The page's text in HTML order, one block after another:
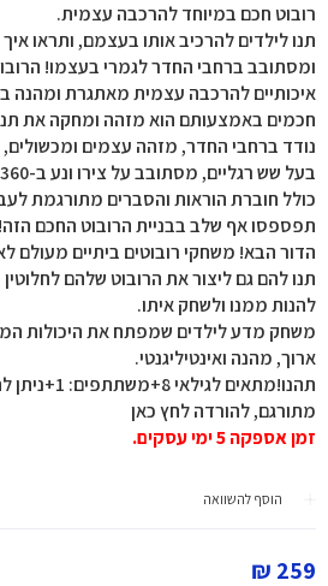
רובוט חכם במיוחד להרכבה עצמית.
תנו לילדים להרכיב אותו בעצמם, ותראו
ומסתובב ברחבי החדר לגמרי בעצמו!
איכותיים להרכבה עצמית מאתגרת ומהנה
חכמים באמצעותם הוא מזהה ומחקה את
נודד ברחבי החדר, מזהה עצמים
בעל שש רגליים, מסתובב על צירו ונע ב-360 מעלות.
כולל חוברת הוראות והסברים מתורגמת
תפספסו אף שלב בבניית הרובוט החכם
הדור הבא! משחקי רובוטים ביתיים מעולם
תנו להם גם ליצור את הרובוט שלהם
להנות ממנו ולשחק איתו.
משחק מדע לילדים שמפתח את היכולות
ארוך, מהנה ואינטיליגנטי.
תהנו!מתאים
מתורגם, להורדה לחץ כאן
זמן אספקה 5 ימי עסקים.
הוסף להשוואה
259 ₪